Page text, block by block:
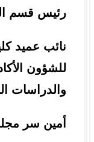
رئيس قسم
نائب عميد
للشؤون
والدراسات العليا
أمين سر